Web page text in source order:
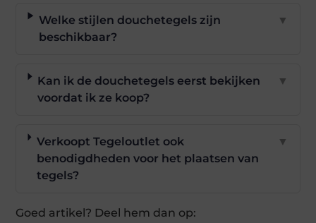
Welke stijlen douchetegels zijn
beschikbaar?
▼
Kan ik de douchetegels eerst bekijken
voordat ik ze koop?
▼
Verkoopt Tegeloutlet ook
benodigdheden voor het plaatsen van
tegels?
▼
Goed artikel? Deel hem dan op: